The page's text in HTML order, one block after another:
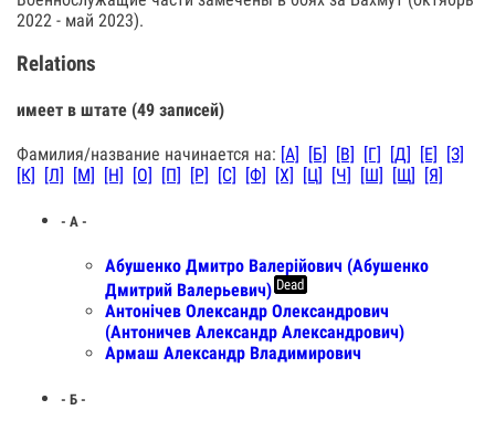
2022 - май 2023).
Relations
имеет в штате (49 записей)
Фамилия/название начинается на: [А] [Б] [В] [Г] [Д] [Е]
[З]
[К]
[Л] [М] [Н] [О] [П] [Р] [С] [Ф] [Х] [Ц] [Ч] [Ш] [Щ] [Я]
- А -
Абушенко Дмитро Валерійович (Абушенко
Дмитрий Валерьевич) Dead
Антонiчев Олександр Олександрович
(Антоничев Александр Александрович)
Армаш Александр Владимирович
- Б -